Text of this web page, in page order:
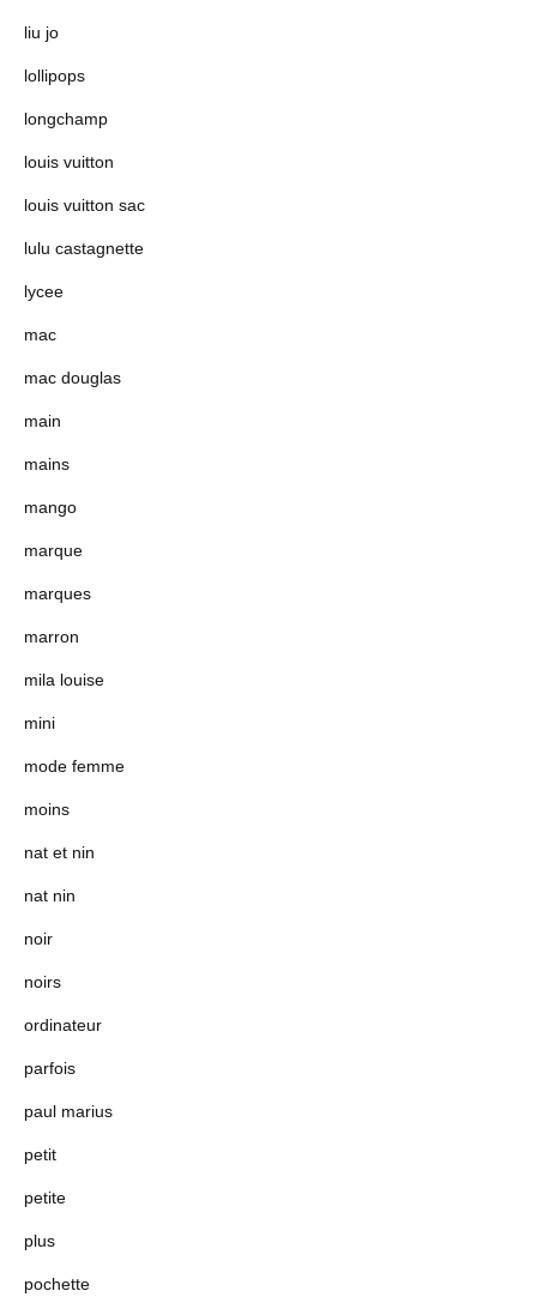
liu jo
lollipops
longchamp
louis vuitton
louis vuitton sac
lulu castagnette
lycee
mac
mac douglas
main
mains
mango
marque
marques
marron
mila louise
mini
mode femme
moins
nat et nin
nat nin
noir
noirs
ordinateur
parfois
paul marius
petit
petite
plus
pochette